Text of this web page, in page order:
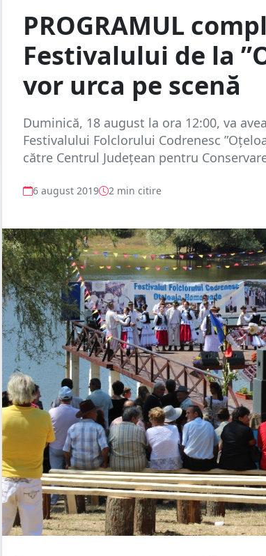
PROGRAMUL
Festivalului de la
vor urca pe scenă
Duminică, 18 august la ora 12:00, va
Festivalului Folclorului Codrenesc
către Centrul Județean pentru
6 august 2019 2 min citire